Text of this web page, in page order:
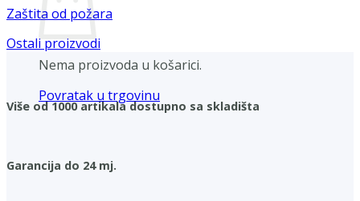
Nema proizvoda u košarici.
Povratak u trgovinu
Zaštita od požara
Ostali proizvodi
Više od 1000 artikala dostupno sa skladišta
Garancija do 24 mj.